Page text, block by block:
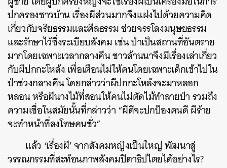
ปกครองชาวบ้าน เรื่องผีส่วนมากจึงแฝงไปด้วยความคิด
เกี่ยวกับจริยธรรมและศีลธรรม ช่วยจรรโลงมนุษยธรรม
และรักษาไว้ซึ่งระเบียบสังคม เช่น ป่าเป็นสถานที่อันตราย
มากโดยเฉพาะเวลากลางคืน ชาวล้านนาจึงมีเรื่องเล่าเกี่ยว
กับผีปกกะโหล้ง เพื่อเตือนไม่ให้คนโดยเฉพาะเด็กเข้าไปใน
ป่าช่วงกลางคืน โดยกล่าวว่าผีปกกะโหล้งจะมาหลอก
หลอน หรือผีนางไม้ที่สอนให้คนไม่ตัดไม้ทำลายป่า รวมถึง
ความเชื่อในสมัยนั้นที่กล่าวว่า “ผีดีจะปกป้องคนดี ผีร้าย
จะทำหน้าที่ลงโทษคนชั่ว”
แล้ว ‘เรื่องผี’ จากสังคมหญิงเป็นใหญ่ พัฒนาสู่
วรรณกรรมที่สะท้อนภาพสังคมปิตาธิปไตยได้อย่างไร?